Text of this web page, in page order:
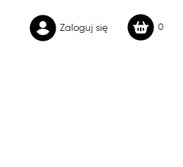
Zaloguj się 0